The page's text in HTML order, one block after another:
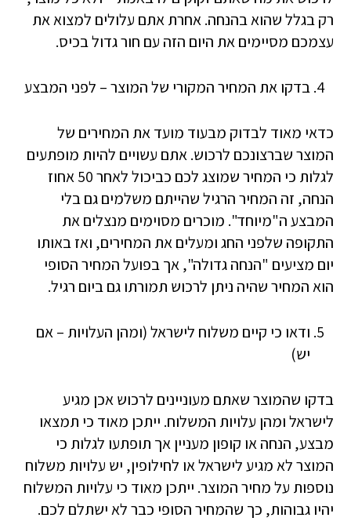
רק בגלל שהוא בהנחה. אחרת אתם עלולים למצוא את
עצמכם מסיימים את היום הזה עם חור גדול בכיס.
בדקו את המחיר המקורי של המוצר – לפני המבצע
כדאי מאוד לבדוק מבעוד מועד את המחירים של
המוצר שברצונכם לרכוש. אתם עשויים להיות מופתעים
לגלות כי המחיר שמוצג לכם כביכול לאחר 50 אחוז
הנחה, זה המחיר הרגיל שהייתם משלמים גם בלי
המבצע ה"מיוחד". מוכרים מסוימים מנצלים את
התקופה שלפני החג ומעלים את המחירים, ואז באותו
יום מציעים "הנחה גדולה", אך בפועל המחיר הסופי
הוא המחיר שהיה ניתן לרכוש תמורתו גם ביום רגיל.
ודאו כי קיים משלוח לישראל (ומהן העלויות – אם
יש)
בדקו שהמוצר שאתם מעוניינים לרכוש אכן מגיע
לישראל ומהן עלויות המשלוח. ייתכן מאוד כי תמצאו
מבצע, הנחה או קופון מעניין אך תופתעו לגלות כי
המוצר לא מגיע לישראל או לחילופין, יש עלויות משלוח
נוספות על מחיר המוצר. ייתכן מאוד כי עלויות המשלוח
יהיו גבוהות, כך שהמחיר הסופי כבר לא ישתלם לכם.